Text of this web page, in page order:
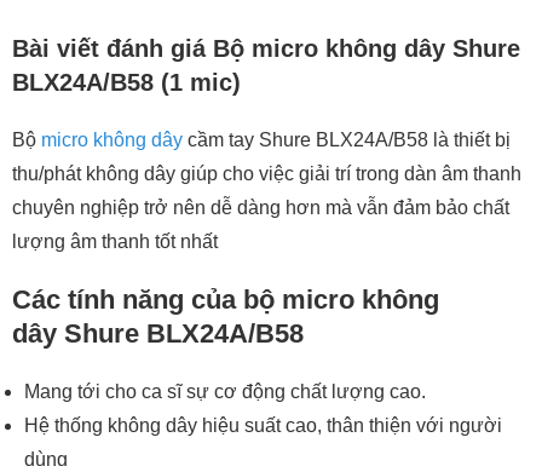
Bài viết đánh giá Bộ micro không dây Shure
BLX24A/B58 (1 mic)
Bộ micro không dây cầm tay Shure BLX24A/B58 là thiết bị
thu/phát không dây giúp cho việc giải trí trong dàn âm thanh
chuyên nghiệp trở nên dễ dàng hơn mà vẫn đảm bảo chất
lượng âm thanh tốt nhất
Các tính năng của bộ micro không
dây Shure BLX24A/B58
Mang tới cho ca sĩ sự cơ động chất lượng cao.
Hệ thống không dây hiệu suất cao, thân thiện với người
dùng